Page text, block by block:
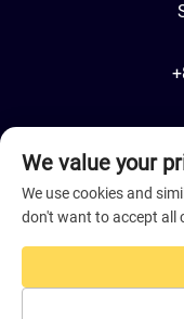
Upphovsrätt © 2025
Ltd.
We value your
We use cookies and
don't want to accept all